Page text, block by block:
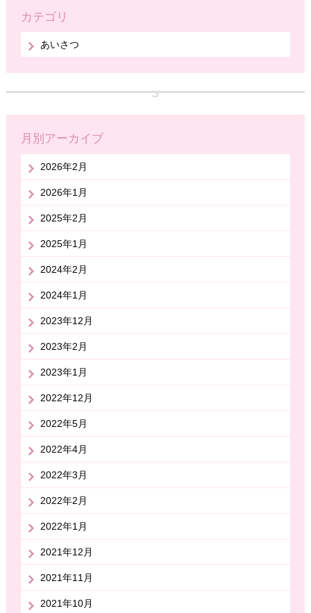
カテゴリ
あいさつ
月別アーカイブ
2026年2月
2026年1月
2025年2月
2025年1月
2024年2月
2024年1月
2023年12月
2023年2月
2023年1月
2022年12月
2022年5月
2022年4月
2022年3月
2022年2月
2022年1月
2021年12月
2021年11月
2021年10月